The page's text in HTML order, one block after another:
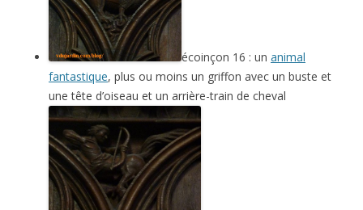
écoinçon 16 : un animal
fantastique, plus ou moins un griffon avec un buste et
une tête d’oiseau et un arrière-train de cheval